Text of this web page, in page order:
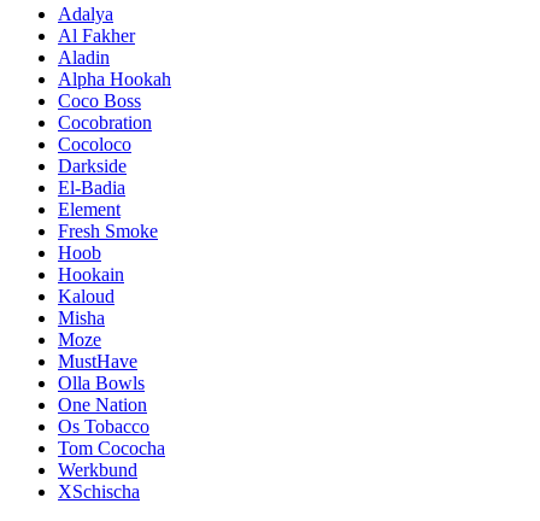
Adalya
Al Fakher
Aladin
Alpha Hookah
Coco Boss
Cocobration
Cocoloco
Darkside
El-Badia
Element
Fresh Smoke
Hoob
Hookain
Kaloud
Misha
Moze
MustHave
Olla Bowls
One Nation
Os Tobacco
Tom Cococha
Werkbund
XSchischa